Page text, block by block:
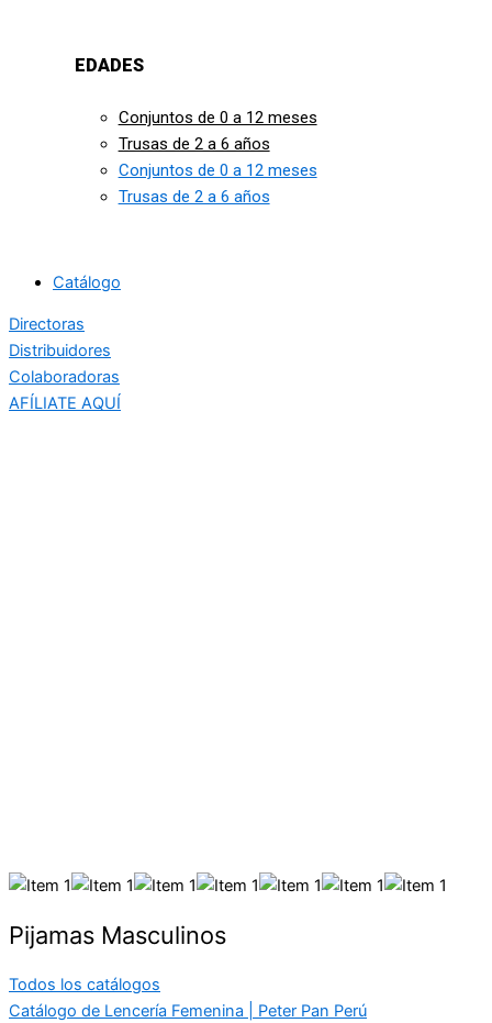
EDADES
Conjuntos de 0 a 12 meses
Trusas de 2 a 6 años
Conjuntos de 0 a 12 meses
Trusas de 2 a 6 años
Catálogo
Directoras
Distribuidores
Colaboradoras
AFÍLIATE AQUÍ
Pijamas Masculinos
Todos los catálogos
Catálogo de Lencería Femenina | Peter Pan Perú